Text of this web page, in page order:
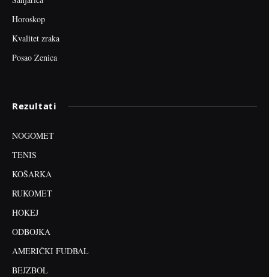
Horoskop
Kvalitet zraka
Posao Zenica
Rezultati
NOGOMET
TENIS
KOŠARKA
RUKOMET
HOKEJ
ODBOJKA
AMERIČKI FUDBAL
BEJZBOL